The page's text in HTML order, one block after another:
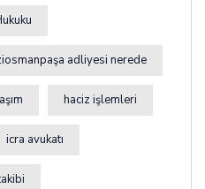
adliyesi nerede
haciz işlemleri
icra avukatı